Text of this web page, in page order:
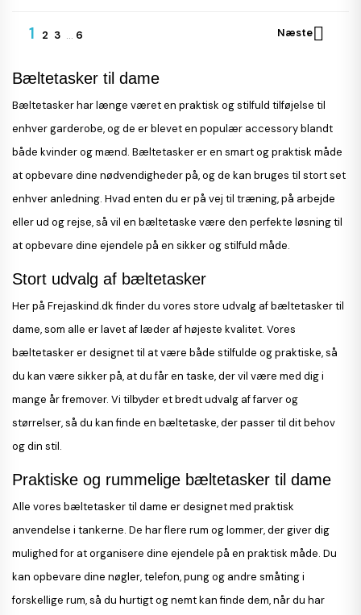
1 2 3 … 6 Næste
Bæltetasker til dame
Bæltetasker har længe været en praktisk og stilfuld tilføjelse til
enhver garderobe, og de er blevet en populær accessory blandt
både kvinder og mænd. Bæltetasker er en smart og praktisk måde
at opbevare dine nødvendigheder på, og de kan bruges til stort set
enhver anledning. Hvad enten du er på vej til træning, på arbejde
eller ud og rejse, så vil en bæltetaske være den perfekte løsning til
at opbevare dine ejendele på en sikker og stilfuld måde.
Stort udvalg af bæltetasker
Her på Frejaskind.dk finder du vores store udvalg af bæltetasker til
dame, som alle er lavet af læder af højeste kvalitet. Vores
bæltetasker er designet til at være både stilfulde og praktiske, så
du kan være sikker på, at du får en taske, der vil være med dig i
mange år fremover. Vi tilbyder et bredt udvalg af farver og
størrelser, så du kan finde en bæltetaske, der passer til dit behov
og din stil.
Praktiske og rummelige bæltetasker til dame
Alle vores bæltetasker til dame er designet med praktisk
anvendelse i tankerne. De har flere rum og lommer, der giver dig
mulighed for at organisere dine ejendele på en praktisk måde. Du
kan opbevare dine nøgler, telefon, pung og andre småting i
forskellige rum, så du hurtigt og nemt kan finde dem, når du har